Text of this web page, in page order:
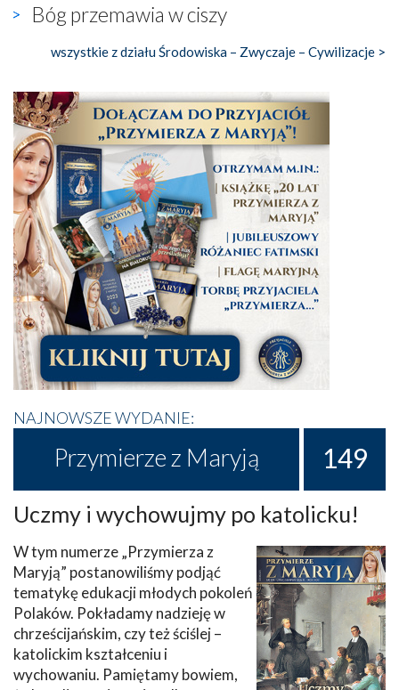
Bóg przemawia w ciszy
wszystkie z działu Środowiska – Zwyczaje – Cywilizacje >
NAJNOWSZE WYDANIE:
Przymierze z Maryją 149
Uczmy i wychowujmy po katolicku!
W tym numerze „Przymierza z
Maryją” postanowiliśmy podjąć
tematykę edukacji młodych pokoleń
Polaków. Pokładamy nadzieję w
chrześcijańskim, czy też ściślej –
katolickim kształceniu i
wychowaniu. Pamiętamy bowiem,